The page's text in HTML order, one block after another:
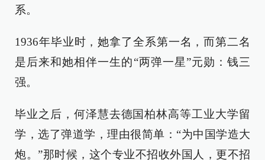
系。
1936年毕业时，她拿了全系第一名，而第二名
是后来和她相伴一生的“两弹一星”元勋：钱三
强。
毕业之后，何泽慧去德国柏林高等工业大学留
学，选了弹道学，理由很简单：“为中国学造大
炮。”那时候，这个专业不招收外国人，更不招